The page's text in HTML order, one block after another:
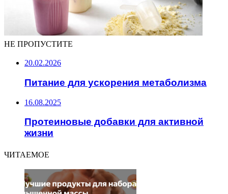
НЕ ПРОПУСТИТЕ
20.02.2026
Питание для ускорения метаболизма
16.08.2025
Протеиновые добавки для активной
жизни
ЧИТАЕМОЕ